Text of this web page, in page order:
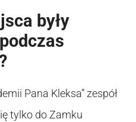
były
Pana Kleksa” zespół
tylko do Zamku